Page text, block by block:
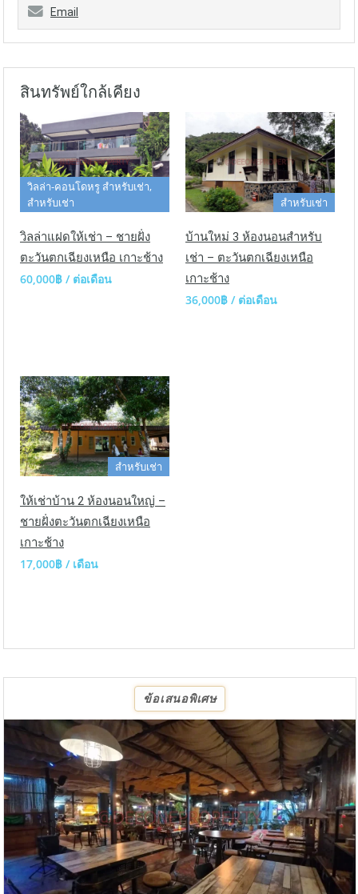
Email
สินทรัพย์ใกล้เคียง
วิลล่า-คอนโดหรู สำหรับเช่า,
สำหรับเช่า
วิลล่าแฝดให้เช่า – ชายฝั่ง
ตะวันตกเฉียงเหนือ เกาะช้าง
60,000฿ / ต่อเดือน
สำหรับเช่า
บ้านใหม่ 3 ห้องนอนสำหรับ
เช่า – ตะวันตกเฉียงเหนือ
เกาะช้าง
36,000฿ / ต่อเดือน
สำหรับเช่า
ให้เช่าบ้าน 2 ห้องนอนใหญ่ –
ชายฝั่งตะวันตกเฉียงเหนือ
เกาะช้าง
17,000฿ / เดือน
ข้อเสนอพิเศษ